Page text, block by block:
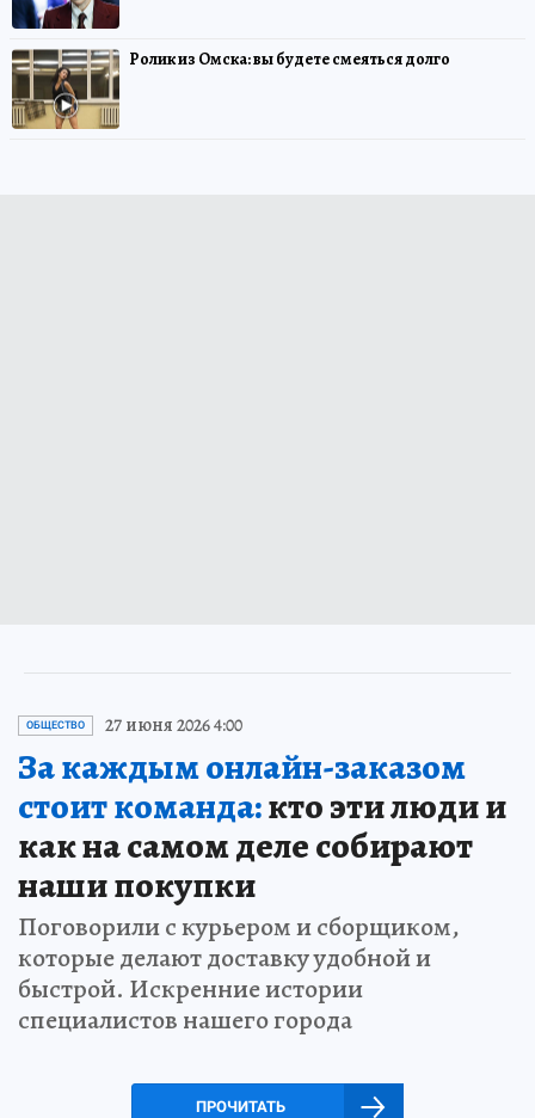
Ролик из Омска: вы будете смеяться долго
ОБЩЕСТВО 27 июня 2026 4:00
За каждым онлайн-заказом
стоит команда:кто эти люди и
как на самом деле собирают
наши покупки
Поговорили с курьером и сборщиком,
которые делают доставку удобной и
быстрой. Искренние истории
специалистов нашего города
ПРОЧИТАТЬ